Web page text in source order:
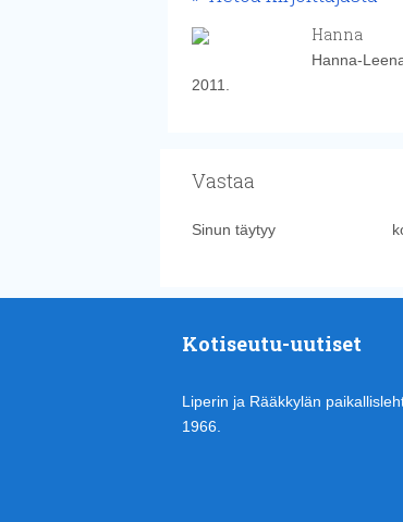
Hanna
Hanna-
2011.
Vastaa
Sinun täytyy
Kotiseutu-uutiset
Liperin ja Rääkkylän
1966.